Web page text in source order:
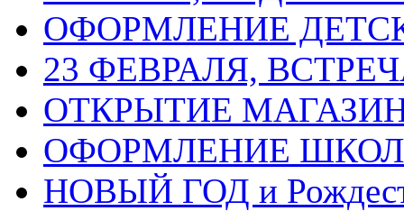
ОФОРМЛЕНИЕ
23 ФЕВРАЛЯ,
ОТКРЫТИЕ
ОФОРМЛЕНИЕ
НОВЫЙ ГОД и